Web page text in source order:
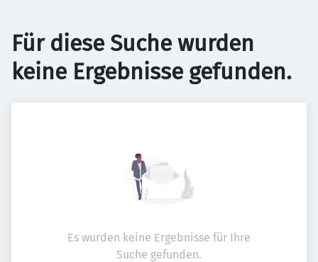
Für diese Suche wurden
keine Ergebnisse gefunden.
Es wurden keine Ergebnisse für Ihre
Suche gefunden.